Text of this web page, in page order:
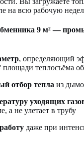
на всю рабочую
9 м² —
, определяющий
теплосъёма
отбор тепла из
уходящих
а не улетает в трубу
даже при